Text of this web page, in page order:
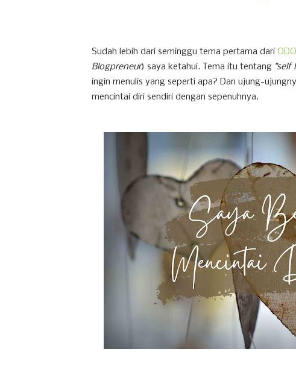
Sudah lebih dari seminggu tema pertama dari
Blogpreneur) saya ketahui. Tema itu tentang "self
ingin menulis yang seperti apa? Dan ujung-
mencintai diri sendiri dengan sepenuhnya.